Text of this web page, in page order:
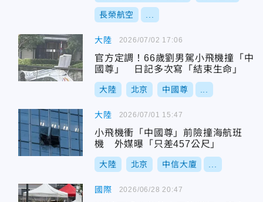
長榮航空
大陸
官方定調！66歲劉男駕小飛機撞「中
國尊」 日記多次寫「結束生命」
大陸 北京 中國尊
2026/07/02 17:06
大陸
小飛機衝「中國尊」前險撞海航班
機 外媒曝「只差457公尺」
大陸 北京 中信大廈
2026/07/01 15:47
國際 2026/06/28 20:47